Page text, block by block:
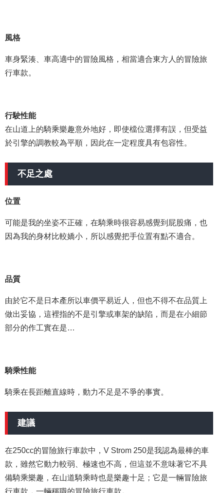
風格
車身緊湊、車高適中的冒險風格，相當適合東方人的冒險旅
行車款。
行駛性能
在山道上的騎乘樂趣意外地好，即使檔位選擇有誤，但受益
於引擎的調教較為平順，因此在一定程度具有包容性。
不足之處
位置
可能是我的坐姿不正確，在騎乘時很容易感覺到屁股痛，也
因為我的身材比較嬌小，所以感覺把手位置有點不適合。
品質
由於它不是日本產所以車價平易近人，但也不得不在品質上
做出妥協，這裡指的不是引擎或車架的缺陷，而是在小細節
部分的作工實在是…
騎乘性能
騎乘在長距離直線時，動力不足是不爭的事實。
建議
在250cc的冒險旅行車款中，V Strom 250是我認為最棒的車
款，雖然它動力較弱、極速也不高，但這並不意味著它不具
備騎乘樂趣，在山道騎乘時也是樂趣十足；它是一輛冒險旅
行車款，一輛稱職的冒險旅行車款。